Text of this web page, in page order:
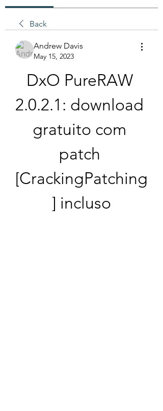
Back
Andrew Davis
May 15, 2023
DxO PureRAW
2.0.2.1: download
gratuito com
patch
[CrackingPatching
] incluso